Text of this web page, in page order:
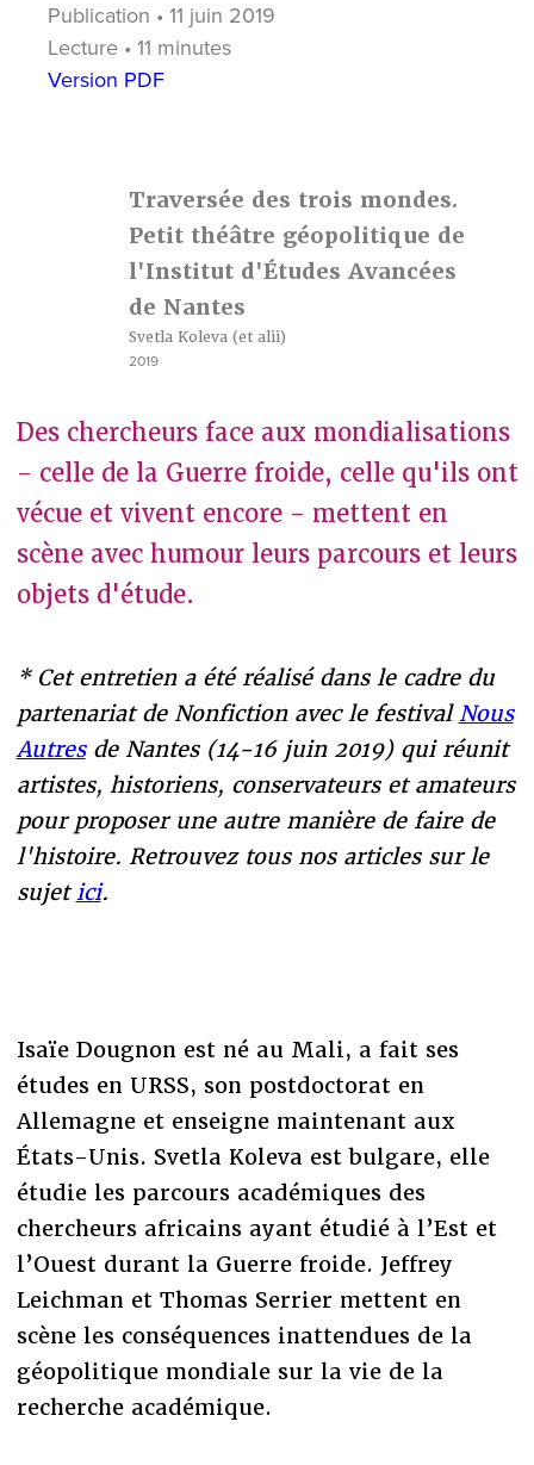
Publication • 11 juin 2019
Lecture • 11 minutes
Version PDF
Traversée des trois mondes.
Petit théâtre géopolitique de
l'Institut d'Études Avancées
de Nantes
Svetla Koleva(et alii)
2019
Des chercheurs face aux mondialisations
- celle de la Guerre froide, celle qu'ils ont
vécue et vivent encore - mettent en
scène avec humour leurs parcours et leurs
objets d'étude.
* Cet entretien a été réalisé dans le cadre du
partenariat de Nonfiction avec le festival Nous
Autresde Nantes (14-16 juin 2019) qui réunit
artistes, historiens, conservateurs et amateurs
pour proposer une autre manière de faire de
l'histoire. Retrouvez tous nos articles sur le
sujetici.
Isaïe Dougnon est né au Mali, a fait ses
études en URSS, son postdoctorat en
Allemagne et enseigne maintenant aux
États-Unis. Svetla Koleva est bulgare, elle
étudie les parcours académiques des
chercheurs africains ayant étudié à l’Est et
l’Ouest durant la Guerre froide. Jeffrey
Leichman et Thomas Serrier mettent en
scène les conséquences inattendues de la
géopolitique mondiale sur la vie de la
recherche académique.